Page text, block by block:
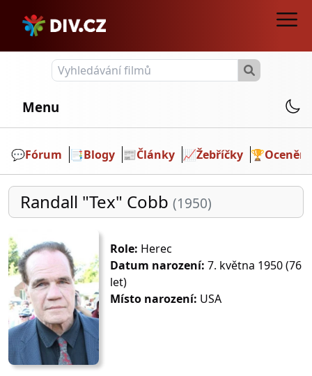
Menu
💬️Fórum 📑Blogy 📰Články 📈Žebříčky 🏆Ocenění
Randall "Tex" Cobb (1950)
Role: Herec
Datum narození: 7. května 1950 (76
let)
Místo narození: USA